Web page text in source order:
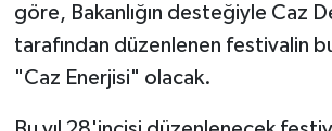
göre, Bakanlığın desteğiyle Caz
tarafından düzenlenen festivalin
"Caz Enerjisi" olacak.